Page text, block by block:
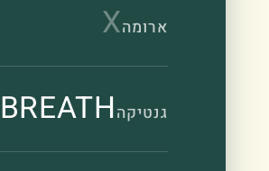
ארומהX
גנטיקה